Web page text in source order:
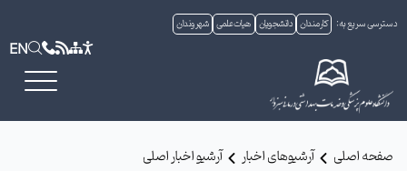
دسترسی سریع به: کارمندان دانشجویان هیات علمی شهروندان
EN
صفحه اصلی آرشیوهای اخبار
آرشیو اخبار اصلی